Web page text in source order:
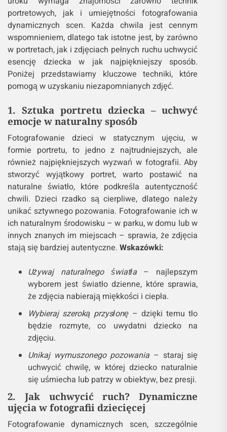
warto zwrócić uwagę na każdy detal – od oczu po
usta, które mogą zdradzić, co dzieje się w jego
sercu. Takie zdjęcia są pełne głębi, intymności i
naturalności.
Kluczowe techniki fotografowania
dzieci: Od portretów po ujęcia
dynamiczne
Fotografia dziecięca to wyjątkowa dziedzina, w
której uchwycenie emocji, charakteru i naturalnego
uroku wymaga znajomości zarówno technik
portretowych, jak i umiejętności fotografowania
dynamicznych scen. Każda chwila jest cennym
wspomnieniem, dlatego tak istotne jest, by zarówno
w portretach, jak i zdjęciach pełnych ruchu uchwycić
esencję dziecka w jak najpiękniejszy sposób.
Poniżej przedstawiamy kluczowe techniki, które
pomogą w uzyskaniu niezapomnianych zdjęć.
1. Sztuka portretu dziecka – uchwyć
emocje w naturalny sposób
Fotografowanie dzieci w statycznym ujęciu, w
formie portretu, to jedno z najtrudniejszych, ale
również najpiękniejszych wyzwań w fotografii. Aby
stworzyć wyjątkowy portret, warto postawić na
naturalne światło, które podkreśla autentyczność
chwili. Dzieci rzadko są cierpliwe, dlatego należy
unikać sztywnego pozowania. Fotografowanie ich w
ich naturalnym środowisku – w parku, w domu lub w
innych znanych im miejscach – sprawia, że zdjęcia
stają się bardziej autentyczne.Wskazówki:
Używaj naturalnego światła
– najlepszym
wyborem jest światło dzienne, które sprawia,
że zdjęcia nabierają miękkości i ciepła.